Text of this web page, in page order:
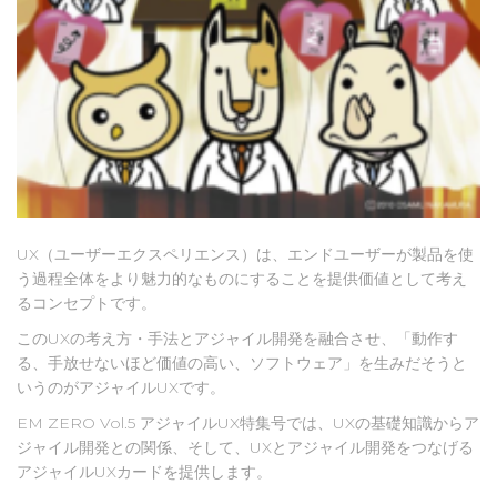
UX（ユーザーエクスペリエンス）は、エンドユーザーが製品を使
う過程全体をより魅力的なものにすることを提供価値として考え
るコンセプトです。
このUXの考え方・手法とアジャイル開発を融合させ、「動作す
る、手放せないほど価値の高い、ソフトウェア」を生みだそうと
いうのがアジャイルUXです。
EM ZERO Vol.5 アジャイルUX特集号では、UXの基礎知識からア
ジャイル開発との関係、そして、UXとアジャイル開発をつなげる
アジャイルUXカードを提供します。